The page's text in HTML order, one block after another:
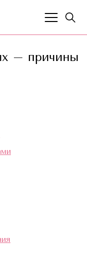
– причины